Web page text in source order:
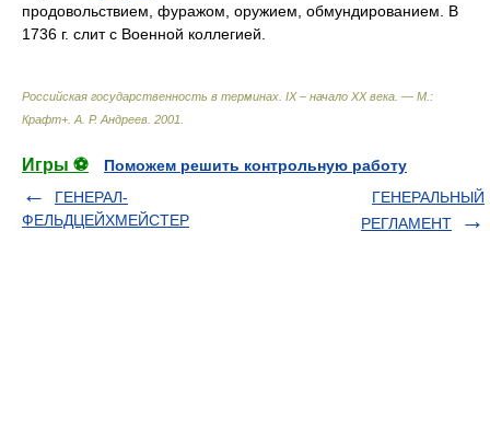
продовольствием, фуражом, оружием, обмундированием. В
1736 г. слит с Военной коллегией.
Российская государственность в терминах. IX – начало XX века. — М.:
Крафт+ А. Р. Андреев 2001
Игры ⚽
Поможем решить контрольную работу
ГЕНЕРАЛ-
ФЕЛЬДЦЕЙХМЕЙСТЕР
ГЕНЕРАЛЬНЫЙ
РЕГЛАМЕНТ